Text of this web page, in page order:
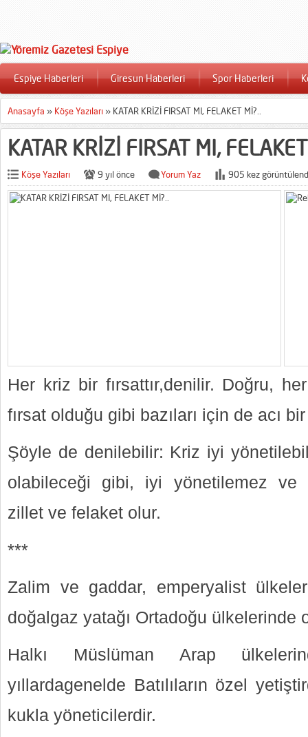
Espiye Haberleri Giresun Haberleri Spor Haberleri
Anasayfa » Köşe Yazıları » KATAR KRİZİ FIRSAT MI, FELAKET Mİ?..
KATAR KRİZİ FIRSAT MI,
Köşe Yazıları 9 yıl önce Yorum Yaz 905 kez
Her kriz bir fırsattır,denilir. Doğru,
fırsat olduğu gibi bazıları için de acı
Şöyle de denilebilir: Kriz iyi
olabileceği gibi, iyi yönetilemez ve
zillet ve felaket olur.
***
Zalim ve gaddar, emperyalist
doğalgaz yatağı Ortadoğu ülkelerinde
Halkı Müslüman Arap
yıllardagenelde Batılıların özel
kukla yöneticilerdir.